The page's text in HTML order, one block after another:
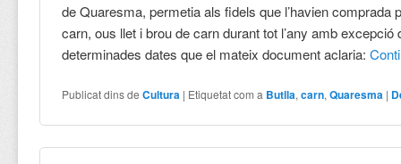
de Quaresma, permetia als fidels que l’havien comprada
carn, ous llet i brou de carn durant tot l’any amb excepció
determinades dates que el mateix document aclaria:
Publicat dins de Cultura | Etiquetat com a Butlla,carn,Quaresma |